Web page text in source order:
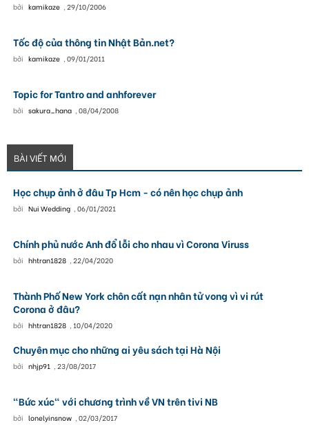
bởi kamikaze 29/10/2006
Tốc độ của thông tin Nhật Bản.net?
bởi kamikaze 09/01/2011
Topic for Tantro and anhforever
bởi sakura_hana 08/04/2008
BÀI VIẾT MỚI
Học chụp ảnh ở đâu Tp Hcm - có nên học chụp ảnh
bởi Nui Wedding 06/01/2021
Chính phủ nước Anh đổ lỗi cho nhau vì Corona Viruss
bởi hhtran1828 22/04/2020
Thành Phố New York chôn cất nạn nhân tử vong vì vi rút
Corona ở đâu?
bởi hhtran1828 10/04/2020
Chuyên mục cho những ai yêu sách tại Hà Nội
bởi nhjp91 23/08/2017
"Bức xúc" với chương trình về VN trên tivi NB
bởi lonelyinsnow 02/03/2017